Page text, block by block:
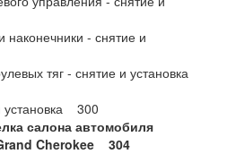
- снятие и
тяг - снятие и установка
установка 300
салона автомобиля
Cherokee 304